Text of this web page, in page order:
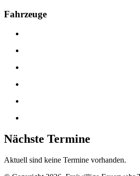
Fahrzeuge
Nächste Termine
Aktuell sind keine Termine vorhanden.